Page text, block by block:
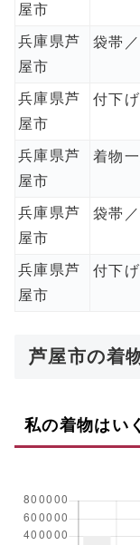
屋市
兵庫県芦
屋市
袋帯
兵庫県芦
屋市
付下
兵庫県芦
屋市
着物
兵庫県芦
屋市
袋帯
兵庫県芦
屋市
付下
芦屋市の着
私の着物はい